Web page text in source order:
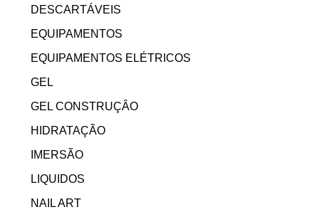
DESCARTÁVEIS
EQUIPAMENTOS
EQUIPAMENTOS ELÉTRICOS
GEL
GEL CONSTRUÇÂO
HIDRATAÇÃO
IMERSÃO
LIQUIDOS
NAIL ART